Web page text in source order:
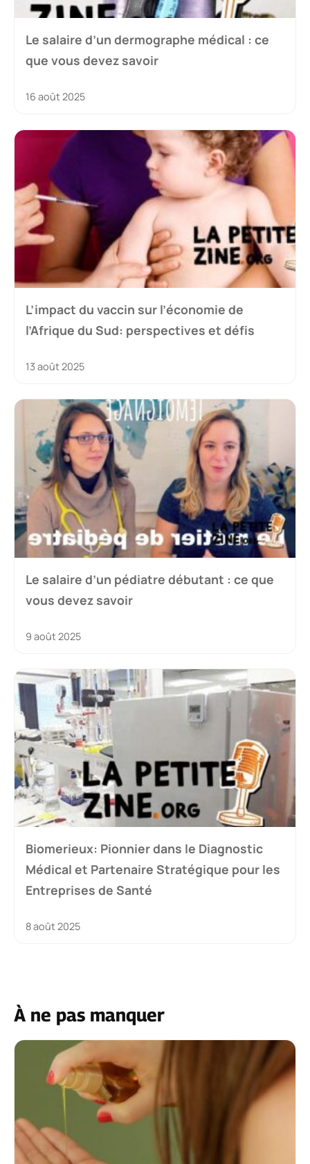
Le salaire d’un dermographe médical : ce
que vous devez savoir
16 août 2025
L’impact du vaccin sur l’économie de
l’Afrique du Sud: perspectives et défis
13 août 2025
Le salaire d’un pédiatre débutant : ce que
vous devez savoir
9 août 2025
Biomerieux: Pionnier dans le Diagnostic
Médical et Partenaire Stratégique pour les
Entreprises de Santé
8 août 2025
À ne pas manquer